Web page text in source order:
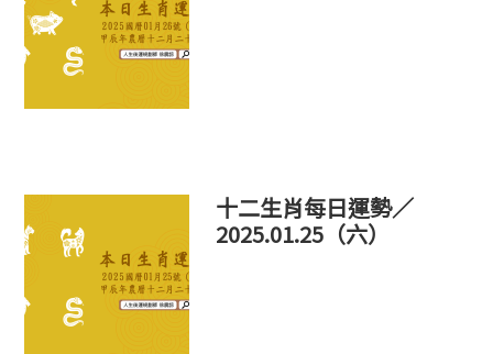
十二生肖每日運勢／
2025.01.25（六）